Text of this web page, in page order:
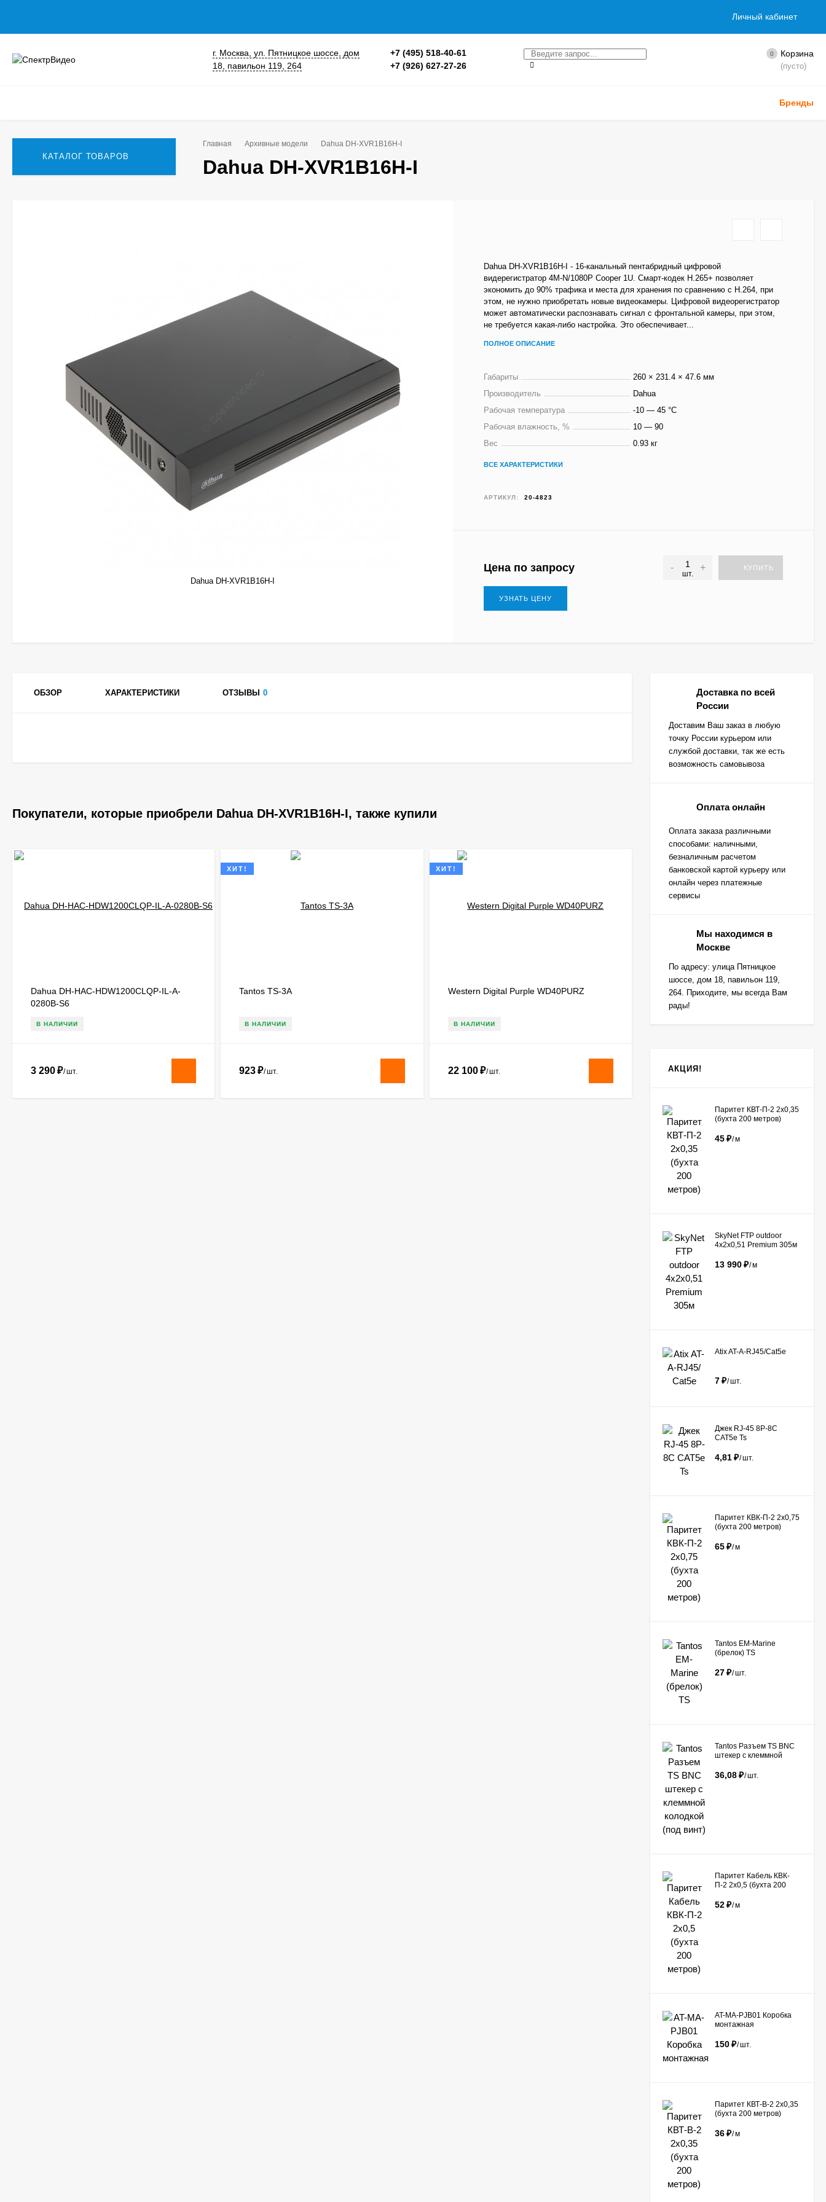
Личный кабинет
г. Москва, ул. Пятницкое шоссе, дом
18, павильон 119, 264
+7 (495) 518-40-61
+7 (926) 627-27-26
0 Корзина
(пусто)
Бренды
КАТАЛОГ ТОВАРОВ
Главная Архивные модели Dahua DH-XVR1B16H-I
Dahua DH-XVR1B16H-I
Dahua DH-XVR1B16H-I
Dahua DH-XVR1B16H-I - 16-канальный пентабридный цифровой
видерегистратор 4M-N/1080P Cooper 1U. Смарт-кодек H.265+ позволяет
экономить до 90% трафика и места для хранения по сравнению с H.264, при
этом, не нужно приобретать новые видеокамеры. Цифровой видеорегистратор
может автоматически распознавать сигнал с фронтальной камеры, при этом,
не требуется какая-либо настройка. Это обеспечивает...
ПОЛНОЕ ОПИСАНИЕ
Габариты
260 × 231.4 × 47.6 мм
Производитель
Dahua
Рабочая температура
-10 — 45 °C
Рабочая влажность, %
10 — 90
Вес
0.93 кг
ВСЕ ХАРАКТЕРИСТИКИ
АРТИКУЛ: 20-4823
Цена по запросу -
шт.
+ КУПИТЬ
УЗНАТЬ ЦЕНУ
ОБЗОР ХАРАКТЕРИСТИКИ ОТЗЫВЫ 0
Покупатели, которые приобрели Dahua DH-XVR1B16H-I, также купили
Dahua DH-HAC-HDW1200CLQP-IL-A-
0280B-S6
В НАЛИЧИИ
3 290₽/шт.
ХИТ!
Tantos TS-3A
В НАЛИЧИИ
923₽/шт.
ХИТ!
Western Digital Purple WD40PURZ
В НАЛИЧИИ
22 100 ₽/шт.
Western Digital Purple WD20PURZ
15 400 ₽/шт.
Доставка по всей
России
Доставим Ваш заказ в любую
точку России курьером или
службой доставки, так же есть
возможность самовывоза
Оплата онлайн
Оплата заказа различными
способами: наличными,
безналичным расчетом
банковской картой курьеру или
онлайн через платежные
сервисы
Мы находимся в
Москве
По адресу: улица Пятницкое
шоссе, дом 18, павильон 119,
264. Приходите, мы всегда Вам
рады!
АКЦИЯ!
Паритет КВТ-П-2 2х0,35
(бухта 200 метров)
45₽/м
​SkyNet FTP outdoor
4x2x0,51 Premium 305м
13 990₽/м
Atix AT-A-RJ45/Сat5e
7₽/шт.
Джек RJ-45 8P-8C
CAT5e Ts
4,81₽/шт.
Паритет КВК-П-2 2х0,75
(бухта 200 метров)
65₽/м
Tantos EM-Marine
(брелок) TS
27₽/шт.
Tantos Разъем TS BNC
штекер с клеммной
36,08₽/шт.
Паритет Кабель КВК-
П-2 2х0,5 (бухта 200
52₽/м
AT-MA-PJB01 Коробка
монтажная
150₽/шт.
Паритет КВТ-В-2 2х0,35
(бухта 200 метров)
36₽/м